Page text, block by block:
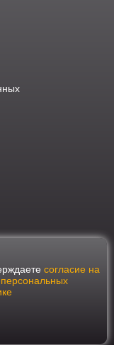
с требованиями
ФЗ "О персональных
только при
данных. Для
с пользователями мы
сайтом, вы
cookie.
согласие на